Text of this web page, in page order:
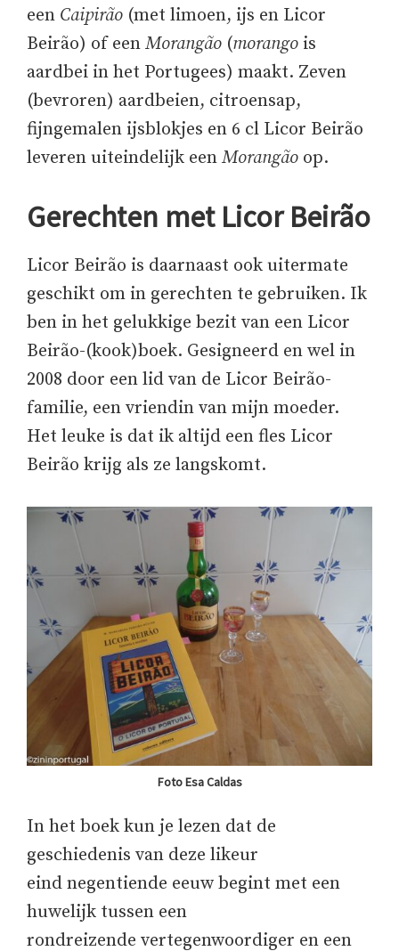
een Caipirão (met limoen, ijs en Licor
Beirão) of een Morangão (morango is
aardbei in het Portugees) maakt. Zeven
(bevroren) aardbeien, citroensap,
fijngemalen ijsblokjes en 6 cl Licor Beirão
leveren uiteindelijk een Morangão op.
Gerechten met Licor Beirão
Licor Beirão is daarnaast ook uitermate
geschikt om in gerechten te gebruiken. Ik
ben in het gelukkige bezit van een Licor
Beirão-(kook)boek. Gesigneerd en wel in
2008 door een lid van de Licor Beirão-
familie, een vriendin van mijn moeder.
Het leuke is dat ik altijd een fles Licor
Beirão krijg als ze langskomt.
Foto Esa Caldas
In het boek kun je lezen dat de
geschiedenis van deze likeur
eind negentiende eeuw begint met een
huwelijk tussen een
rondreizende vertegenwoordiger en een